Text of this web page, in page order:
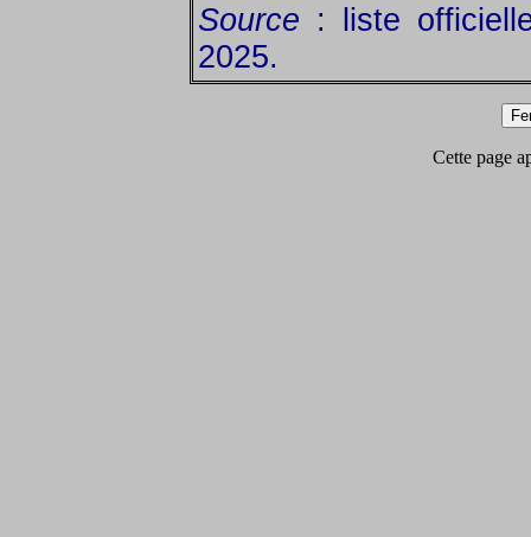
Source : liste
2025.
Cette page